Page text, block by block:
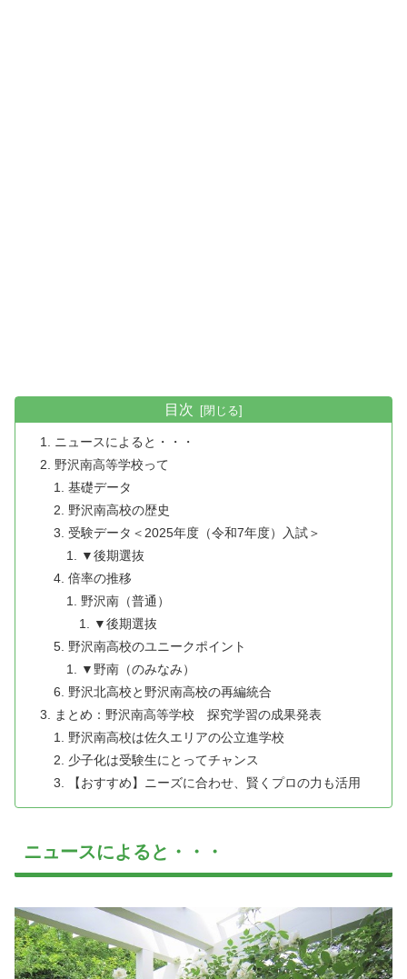
目次
ニュースによると・・・
野沢南高等学校って
基礎データ
野沢南高校の歴史
受験データ＜2025年度（令和7年度）入試＞
▼後期選抜
倍率の推移
野沢南（普通）
▼後期選抜
野沢南高校のユニークポイント
▼野南（のみなみ）
野沢北高校と野沢南高校の再編統合
まとめ：野沢南高等学校 探究学習の成果発表
野沢南高校は佐久エリアの公立進学校
少子化は受験生にとってチャンス
【おすすめ】ニーズに合わせ、賢くプロの力も活用
ニュースによると・・・